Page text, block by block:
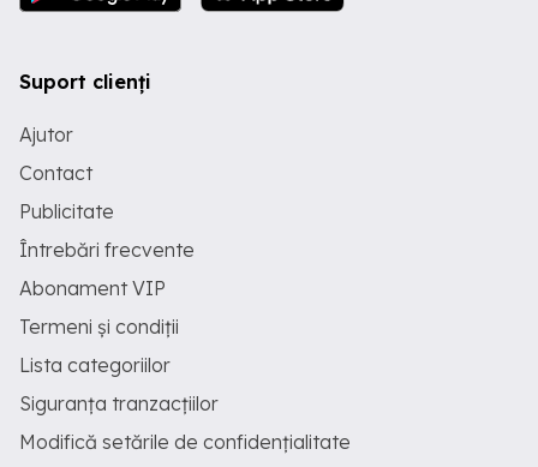
Suport clienți
Ajutor
Contact
Publicitate
Întrebări frecvente
Abonament VIP
Termeni și condiții
Lista categoriilor
Siguranța tranzacțiilor
Modifică setările de confidențialitate